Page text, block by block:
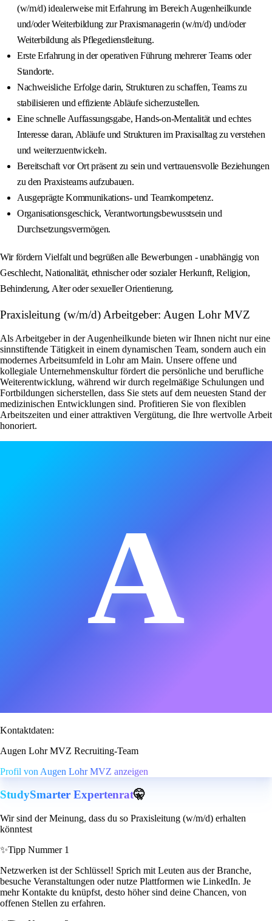
(w/m/d) idealerweise mit Erfahrung im Bereich Augenheilkunde
und/oder Weiterbildung zur Praxismanagerin (w/m/d) und/oder
Weiterbildung als Pflegedienstleitung.
Erste Erfahrung in der operativen Führung mehrerer Teams oder
Standorte.
Nachweisliche Erfolge darin, Strukturen zu schaffen, Teams zu
stabilisieren und effiziente Abläufe sicherzustellen.
Eine schnelle Auffassungsgabe, Hands-on-Mentalität und echtes
Interesse daran, Abläufe und Strukturen im Praxisalltag zu verstehen
und weiterzuentwickeln.
Bereitschaft vor Ort präsent zu sein und vertrauensvolle Beziehungen
zu den Praxisteams aufzubauen.
Ausgeprägte Kommunikations- und Teamkompetenz.
Organisationsgeschick, Verantwortungsbewusstsein und
Durchsetzungsvermögen.
Wir fördern Vielfalt und begrüßen alle Bewerbungen - unabhängig von
Geschlecht, Nationalität, ethnischer oder sozialer Herkunft, Religion,
Behinderung, Alter oder sexueller Orientierung.
Praxisleitung (w/m/d) Arbeitgeber: Augen Lohr MVZ
Als Arbeitgeber in der Augenheilkunde bieten wir Ihnen nicht nur eine
sinnstiftende Tätigkeit in einem dynamischen Team, sondern auch ein
modernes Arbeitsumfeld in Lohr am Main. Unsere offene und
kollegiale Unternehmenskultur fördert die persönliche und berufliche
Weiterentwicklung, während wir durch regelmäßige Schulungen und
Fortbildungen sicherstellen, dass Sie stets auf dem neuesten Stand der
medizinischen Entwicklungen sind. Profitieren Sie von flexiblen
Arbeitszeiten und einer attraktiven Vergütung, die Ihre wertvolle Arbeit
honoriert.
A
Kontaktdaten:
Augen Lohr MVZ Recruiting-Team
Profil von Augen Lohr MVZ anzeigen
StudySmarter Expertenrat🤫
Wir sind der Meinung, dass du so Praxisleitung (w/m/d) erhalten
könntest
✨Tipp Nummer 1
Netzwerken ist der Schlüssel! Sprich mit Leuten aus der Branche,
besuche Veranstaltungen oder nutze Plattformen wie LinkedIn. Je
mehr Kontakte du knüpfst, desto höher sind deine Chancen, von
offenen Stellen zu erfahren.